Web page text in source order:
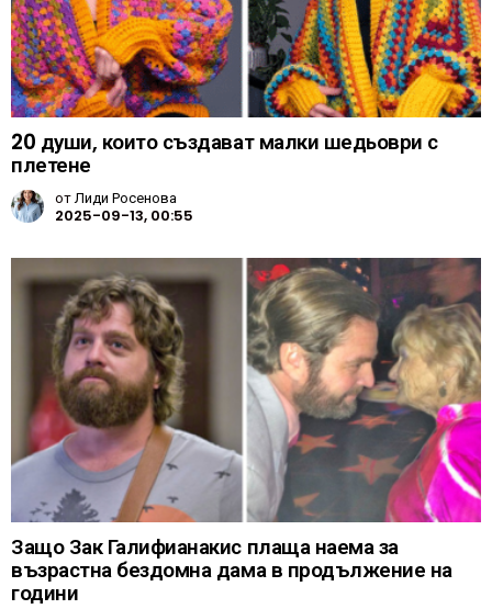
20 души, които създават малки шедьоври с
плетене
отЛиди Росенова
2025-09-13, 00:55
Защо Зак Галифианакис плаща наема за
възрастна бездомна дама в продължение на
години